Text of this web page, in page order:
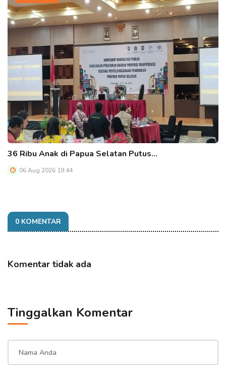
36 Ribu Anak di Papua Selatan Putus…
06 Aug 2026 19:44
0 KOMENTAR
Komentar tidak ada
Tinggalkan Komentar